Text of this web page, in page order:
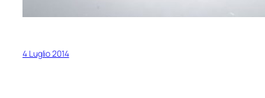
4 Luglio 2014